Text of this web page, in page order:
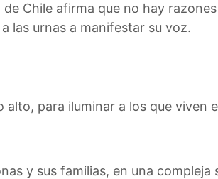
Chile afirma que no hay
las urnas a manifestar su voz.
para iluminar a los que viven
y sus familias, en una compleja